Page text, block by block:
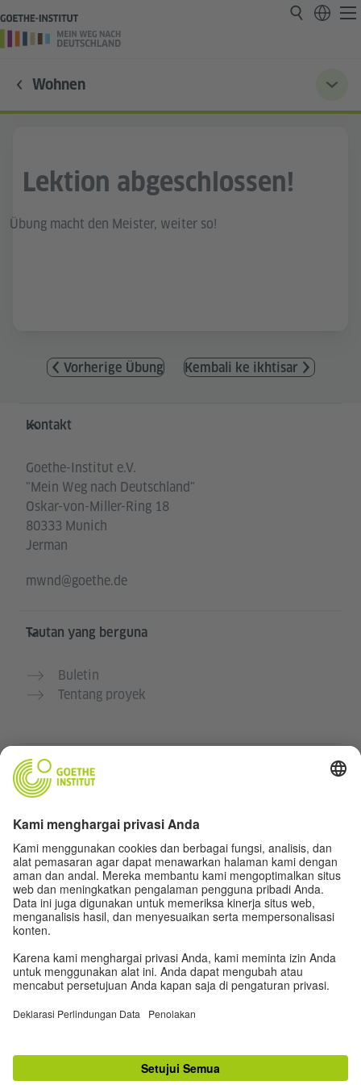
Wohnen
Lektion abgeschlossen!
Übung macht den Meister, weiter so!
Vorherige Übung Kembali ke ikhtisar
Service- und Informationsbereich
Kontakt
Goethe-Institut e.V.
"Mein Weg nach Deutschland"
Oskar-von-Miller-Ring 18
80333 Munich
Jerman
mwnd@goethe.de
Tautan yang berguna
Buletin
Tentang proyek
Situs web lainnya
Latihan bahasa Jerman secara gratis
Kursus bahasa Jerman dari Goethe-Institut
Portal guru “Deutschstunde”
Privasi dan Aksesibilitas
Pengaturan privasi